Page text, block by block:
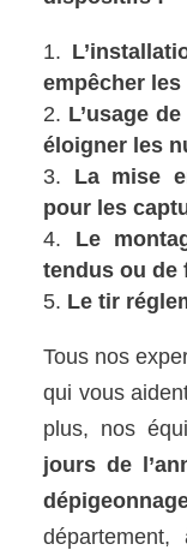
empêcher
L’usage
éloigner les
La mise
pour les
Le
tendus ou de
Le tir
Tous nos
qui vous
plus, nos
jours de